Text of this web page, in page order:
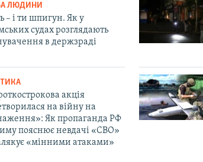
ЛЮДИНИ
– і ти шпигун. Як у
судах розглядають
в держзраді
акція
на війну на
Як пропаганда РФ
пояснює невдачі «СВО»
«мінними атаками»